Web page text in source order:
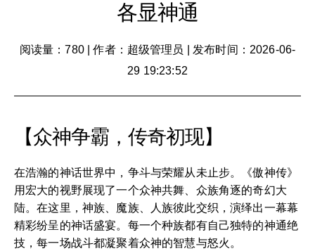
各显神通
阅读量：780|作者：超级管理员
发布时间：2026-06-
29 19:23:52
【众神争霸，传奇初现】
在浩瀚的神话世界中，争斗与荣耀从未止步。《傲神传》
用宏大的视野展现了一个众神共舞、众族角逐的奇幻大
陆。在这里，神族、魔族、人族彼此交织，演绎出一幕幕
精彩纷呈的神话盛宴。每一个种族都有自己独特的神通绝
技，每一场战斗都凝聚着众神的智慧与怒火。